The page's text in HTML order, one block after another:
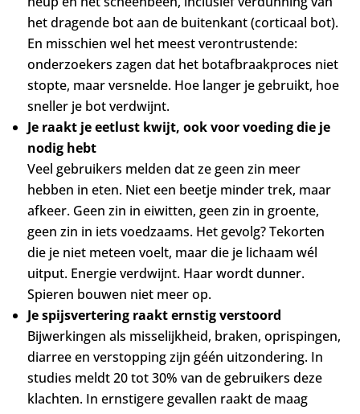
het dragende bot aan de buitenkant (corticaal bot).
En misschien wel het meest verontrustende:
onderzoekers zagen dat het botafbraakproces niet
stopte, maar versnelde. Hoe langer je gebruikt, hoe
sneller je bot verdwijnt.
Je raakt je eetlust kwijt, ook voor voeding die je
nodig hebt
Veel gebruikers melden dat ze geen zin meer
hebben in eten. Niet een beetje minder trek, maar
afkeer. Geen zin in eiwitten, geen zin in groente,
geen zin in iets voedzaams. Het gevolg? Tekorten
die je niet meteen voelt, maar die je lichaam wél
uitput. Energie verdwijnt. Haar wordt dunner.
Spieren bouwen niet meer op.
Je spijsvertering raakt ernstig verstoord
Bijwerkingen als misselijkheid, braken, oprispingen,
diarree en verstopping zijn géén uitzondering. In
studies meldt 20 tot 30% van de gebruikers deze
klachten. In ernstigere gevallen raakt de maag